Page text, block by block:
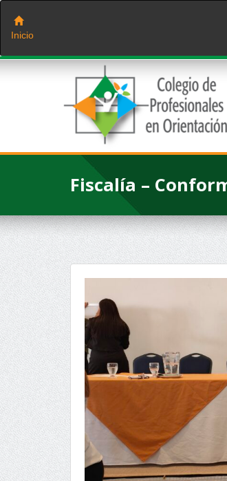
Saltar
contenido
Inicio
Fiscalía –